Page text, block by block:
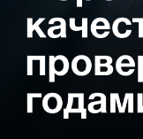
Замена масла в
Замена
Заправка
Правка дисков
Ремонтная
Ремонт шин
Установка
Подготовка шин